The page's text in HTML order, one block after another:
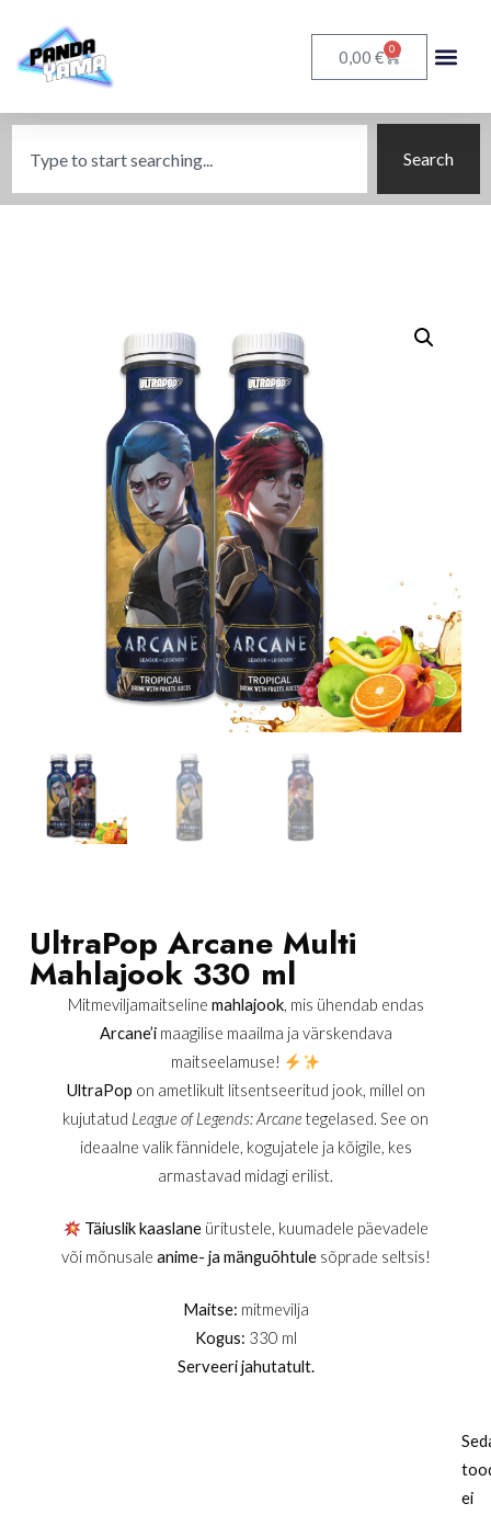
0,00 € 0
Search
UltraPop Arcane Multi
Mahlajook 330 ml
Mitmeviljamaitseline mahlajook, mis ühendab endas
Arcane’imaagilise maailma ja värskendava
maitseelamuse!
UltraPop on ametlikult litsentseeritud jook, millel on
kujutatud League of Legends: Arcanetegelased. See on
ideaalne valik fännidele, kogujatele ja kõigile, kes
armastavad midagi erilist.
Täiuslik kaaslaneüritustele, kuumadele päevadele
või mõnusale anime- ja mänguõhtulesõprade seltsis!
Maitse: mitmevilja
Kogus: 330 ml
Serveeri jahutatult.
ei